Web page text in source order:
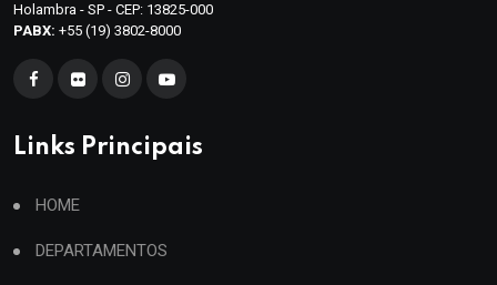
Holambra - SP - CEP: 13825-000
PABX: +55 (19) 3802-8000
Links Principais
HOME
DEPARTAMENTOS